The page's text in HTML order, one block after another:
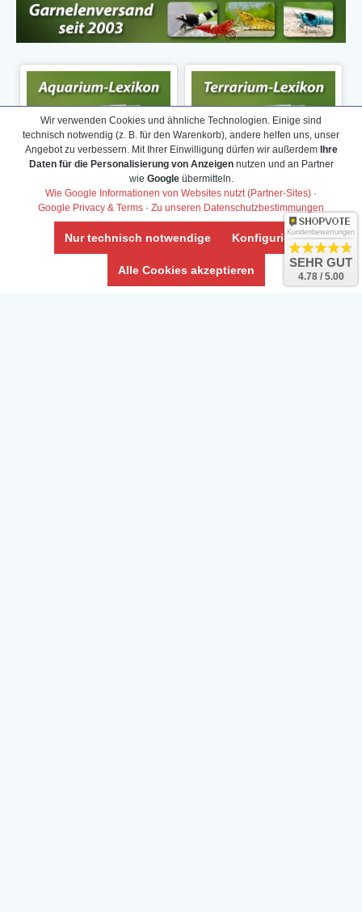
Wir verwenden Cookies und ähnliche Technologien. Einige sind
technisch notwendig (z. B. für den Warenkorb), andere helfen uns, unser
Angebot zu verbessern. Mit Ihrer Einwilligung dürfen wir außerdem Ihre
Daten für die Personalisierung von Anzeigennutzen und an Partner
wie Googleübermitteln.
Wie Google Informationen von Websites nutzt (Partner-Sites) ·
Google Privacy & Terms · Zu unseren Datenschutzbestimmungen
Nur technisch notwendige Konfigurieren
Alle Cookies akzeptieren
Kundenbewertungen
SEHR GUT
4.78 / 5.00